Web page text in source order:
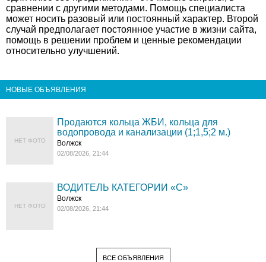
сравнении с другими методами. Помощь специалиста
может носить разовый или постоянный характер. Второй
случай предполагает постоянное участие в жизни сайта,
помощь в решении проблем и ценные рекомендации
относительно улучшений.
НОВЫЕ ОБЪЯВЛЕНИЯ
НЕТ ФОТО
Продаются кольца ЖБИ, кольца для
водопровода и канализации (1;1,5;2 м.)
Волжск
02/08/2026, 21:44
НЕТ ФОТО
ВОДИТЕЛЬ КАТЕГОРИИ «C»
Волжск
02/08/2026, 21:44
ВСЕ ОБЪЯВЛЕНИЯ